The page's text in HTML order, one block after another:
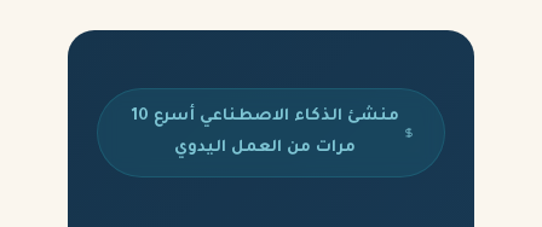
منشئ الذكاء الاصطناعي أسرع 10
مرات من العمل اليدوي